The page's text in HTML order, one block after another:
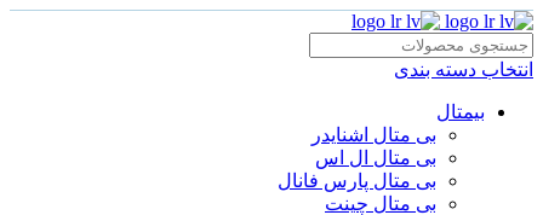
انتخاب دسته بندی
بیمتال
بی متال اشنایدر
بی متال ال اس
بی متال پارس فانال
بی متال چینت